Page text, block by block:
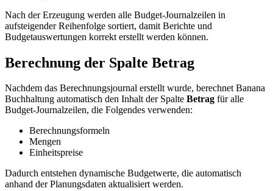
Nach der Erzeugung werden alle Budget-Journalzeilen in
aufsteigender Reihenfolge sortiert, damit Berichte und
Budgetauswertungen korrekt erstellt werden können.
Berechnung der Spalte Betrag
Nachdem das Berechnungsjournal erstellt wurde, berechnet Banana
Buchhaltung automatisch den Inhalt der Spalte Betrag für alle
Budget-Journalzeilen, die Folgendes verwenden:
Berechnungsformeln
Mengen
Einheitspreise
Dadurch entstehen dynamische Budgetwerte, die automatisch
anhand der Planungsdaten aktualisiert werden.